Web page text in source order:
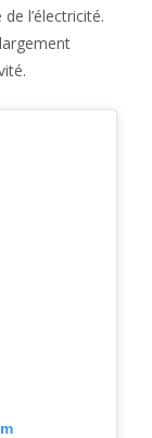
l’électricité.